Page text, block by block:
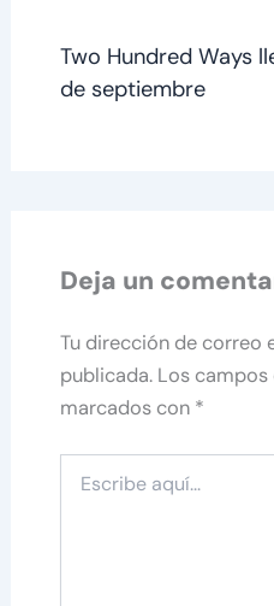
Two Hundred Ways
de septiembre
Deja un
Tu dirección de correo
publicada. Los
marcados con *
aquí...